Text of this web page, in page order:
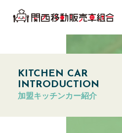
KITCHEN CAR
INTRODUCTION
加盟キッチンカー紹介